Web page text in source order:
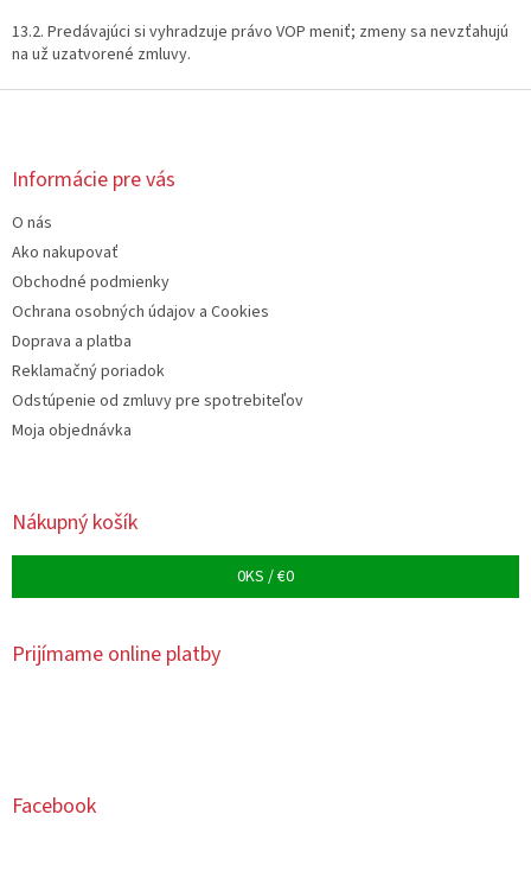
13.2. Predávajúci si vyhradzuje právo VOP meniť; zmeny sa nevzťahujú
na už uzatvorené zmluvy.
Z
Informácie pre vás
O nás
Ako nakupovať
Obchodné podmienky
Ochrana osobných údajov a Cookies
Doprava a platba
Reklamačný poriadok
Odstúpenie od zmluvy pre spotrebiteľov
Moja objednávka
Nákupný košík
0KS /€0
Prijímame online platby
Facebook